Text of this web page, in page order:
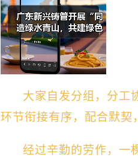
大家 自发分组，分工
环节衔接有序，配合默契
经过辛勤的劳作， 一